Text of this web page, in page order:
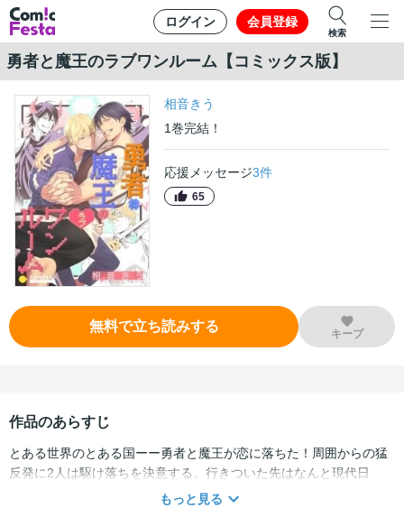
ログイン 会員登録
検索
勇者と魔王のラブワンルーム【コミックス版】
相音きう
1巻完結！
応援メッセージ3件
65
無料で立ち読みする キープ
作品のあらすじ
とある世界のとある国ーー勇者と魔王が恋に落ちた！周囲からの猛
反発に2人は駆け落ちを決意する。行きついた先はなんと現代日
本！？ワンルームマンションを愛の巣に、魔王は家事、勇者は建設
もっと見る